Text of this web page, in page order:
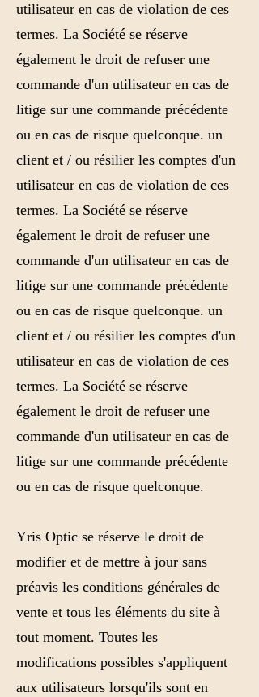
utilisateur en cas de violation de ces
termes. La Société se réserve
également le droit de refuser une
commande d'un utilisateur en cas de
litige sur une commande précédente
ou en cas de risque quelconque. un
client et / ou résilier les comptes d'un
utilisateur en cas de violation de ces
termes. La Société se réserve
également le droit de refuser une
commande d'un utilisateur en cas de
litige sur une commande précédente
ou en cas de risque quelconque. un
client et / ou résilier les comptes d'un
utilisateur en cas de violation de ces
termes. La Société se réserve
également le droit de refuser une
commande d'un utilisateur en cas de
litige sur une commande précédente
ou en cas de risque quelconque.
Yris Optic se réserve le droit de
modifier et de mettre à jour sans
préavis les conditions générales de
vente et tous les éléments du site à
tout moment. Toutes les
modifications possibles s'appliquent
aux utilisateurs lorsqu'ils sont en